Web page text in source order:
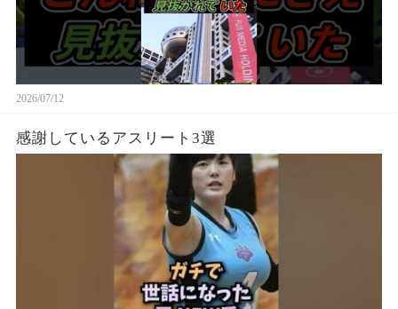
2026/07/12
感謝しているアスリート3選